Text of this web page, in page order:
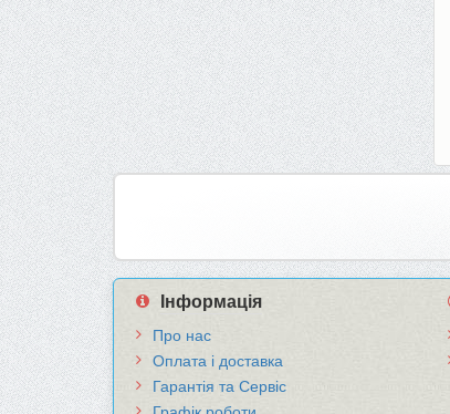
Інформація
Про нас
Оплата і доставка
Гарантія та Сервіс